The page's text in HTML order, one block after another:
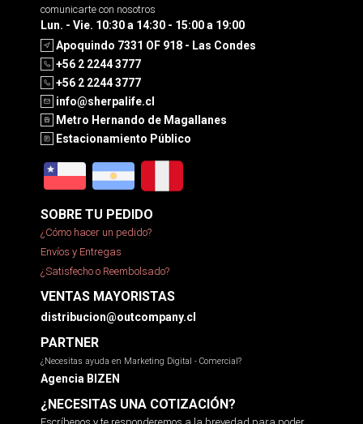
comunicarte con nosotros
Lun. - Vie. 10:30 a 14:30 - 15:00 a 19:00
Apoquindo 7331 OF 918 - Las Condes
+56 2 2244 3777
+56 2 2244 3777
info@sherpalife.cl
Metro Hernando de Magallanes
Estacionamiento Público
SOBRE TU PEDIDO
¿Cómo hacer un pedido?
Envíos y Entregas
¿Satisfecho o Reembolsado?
VENTAS MAYORISTAS
distribucion@outcompany.cl
PARTNER
¿Necesitas ayuda en Marketing Digital - Comercial?
Agencia BIZEN
¿NECESITAS UNA COTIZACIÓN?